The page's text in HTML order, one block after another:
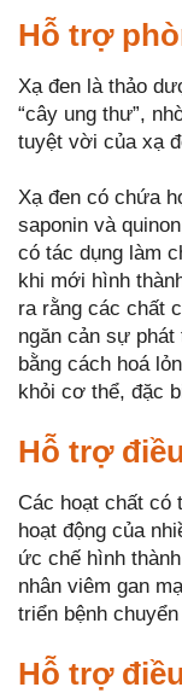
Hỗ trợ
Xạ đen là thảo
“cây ung thư”,
tuyệt vời của xạ
Xạ đen có chứa
saponin và
có tác dụng làm
khi mới hình
ra rằng các chất
ngăn cản sự
bằng cách hoá
khỏi cơ thể, đặc
Hỗ trợ
Các hoạt chất có
hoạt động của
ức chế hình
nhân viêm gan
triển bệnh
Hỗ trợ